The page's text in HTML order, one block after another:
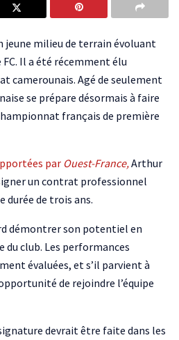
jeune milieu de terrain évoluant
FC. Il a été récemment élu
camerounais. Agé de seulement
se prépare désormais à faire
français de première
par Ouest-France,Arthur
un contrat professionnel
durée de trois ans.
démontrer son potentiel en
du club. Les performances
évaluées, et s’il parvient à
de rejoindre l’équipe
devrait être faite dans les